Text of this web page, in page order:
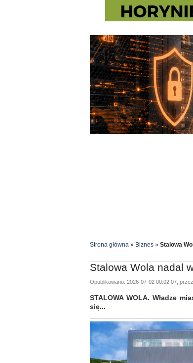
Strona główna » Biznes » Stalowa
Stalowa Wola nadal
Opublikowano: 2026-07-02 00:02:07,
STALOWA WOLA. Władze
się...